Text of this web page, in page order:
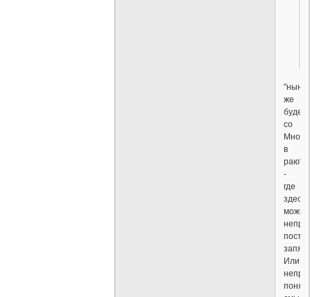
"ныне
же
со
Мною
в
раю"
-
где
здесь
можно
Или